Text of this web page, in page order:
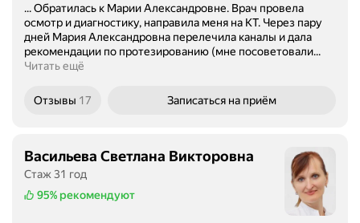
... Обратилась к Марии Александровне. Врач провела
осмотр и диагностику, направила меня на КТ. Через пару
дней Мария Александровна перелечила каналы и дала
рекомендации по протезированию (мне посоветовали...
Читать ещё
Отзывы 17 Записаться на приём
Васильева Светлана Викторовна
Стаж 31 год
95% рекомендуют